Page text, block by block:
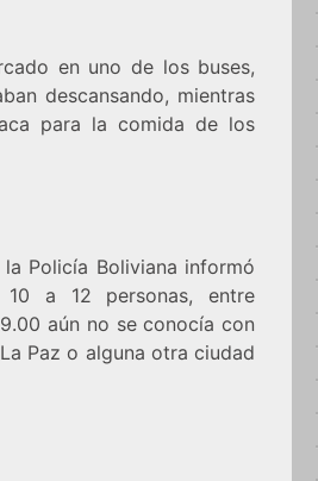
en uno de los buses,
descansando, mientras
para la comida de los
Policía Boliviana informó
a 12 personas, entre
aún no se conocía con
Paz o alguna otra ciudad